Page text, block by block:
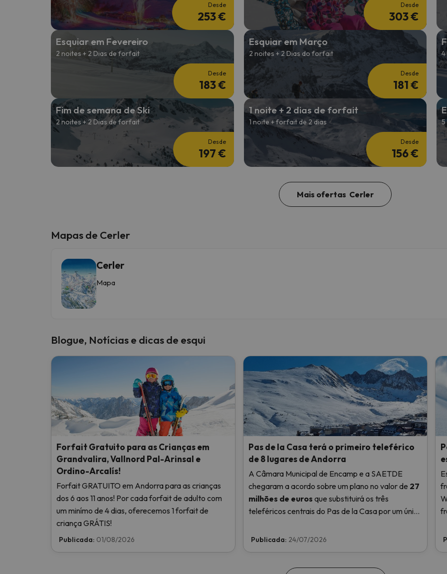
Desde
253 €
Desde
303 €
Esquiar em Fevereiro
2 noites + 2 Dias de forfait
Desde
183 €
Esquiar em Março
2 noites + 2 Dias do forfait
Desde
181 €
Fim de semana de Ski
2 noites + 2 Dias de forfait
Desde
197 €
1 noite + 2 dias de forfait
1 noite + forfait de 2 dias
Desde
156 €
5
Mais ofertas Cerler
Mapas de Cerler
Cerler
Mapa
Blogue, Notícias e dicas de esqui
Forfait Gratuito para as Crianças em
Grandvalira, Vallnord Pal-Arinsal e
Ordino-Arcalís!
Forfait GRATUITO em Andorra para as crianças
dos 6 aos 11 anos! Por cada forfait de adulto com
um minímo de 4 dias, oferecemos 1 forfait de
criança GRÁTIS!
Publicada: 01/08/2026
Pas de la Casa terá o primeiro teleférico
de 8 lugares de Andorra
A Câmara Municipal de Encamp e a SAETDE
chegaram a acordo sobre um plano no valor de 27
milhões de euros que substituirá os três
teleféricos centrais do Pas de la Casa por um único
individual e ligará o teleférico Pioners ao lago de
Publicada: 24/07/2026